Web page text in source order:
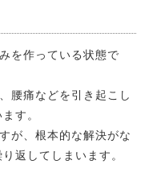
を作っている状態で
腰痛などを引き起こし
す。
が、根本的な解決がな
返してしまいます。